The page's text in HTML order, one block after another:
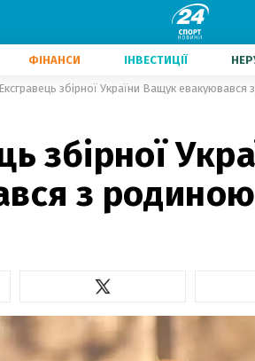
ФІНАНСИ ІНВЕСТИЦІЇ
Ексгравець збірної України Ващук
збірної
з родиною